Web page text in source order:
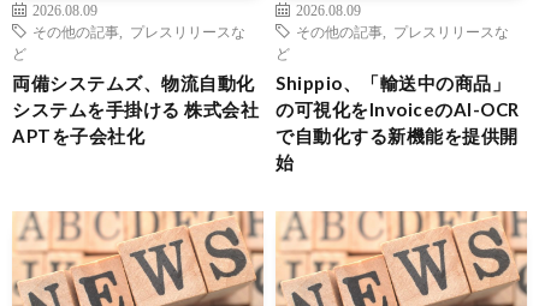
2026.08.09
その他の記事
プレスリリースな
ど
両備システムズ、物流自動化
システムを手掛ける 株式会社
APTを子会社化
2026.08.09
その他の記事
プレスリリースな
ど
Shippio、「輸送中の商品」
の可視化をInvoiceのAI-OCR
で自動化する新機能を提供開
始